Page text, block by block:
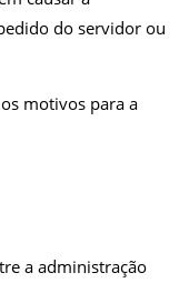
do servidor ou
motivos para a
a administração